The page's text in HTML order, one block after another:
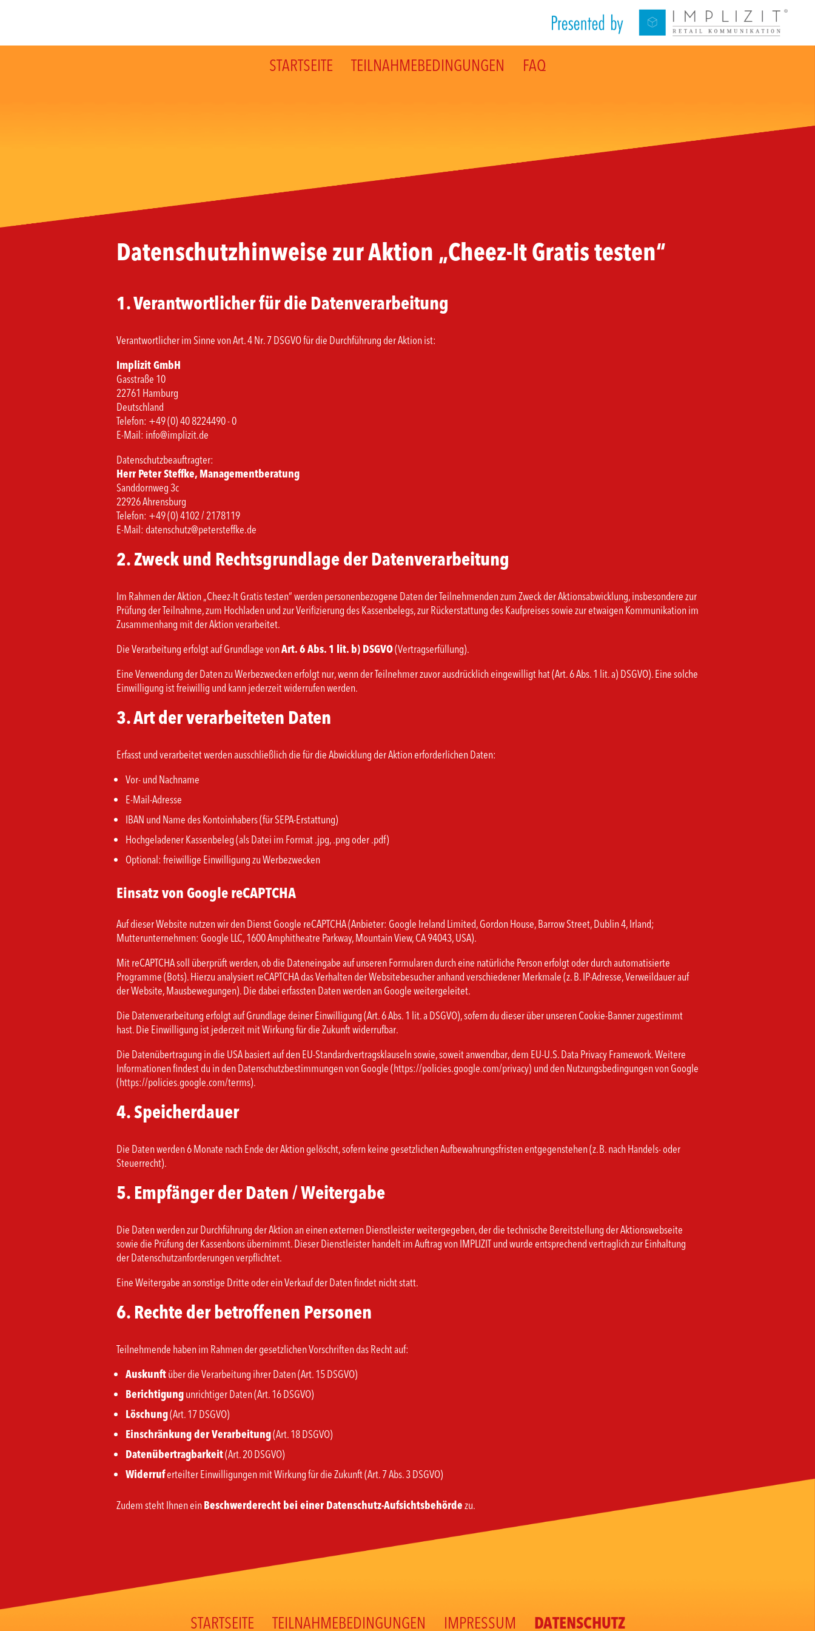
STARTSEITE TEILNAHMEBEDINGUNGEN FAQ
Datenschutzhinweise zur Aktion „Cheez-It Gratis testen“
1. Verantwortlicher für die Datenverarbeitung
Verantwortlicher im Sinne von Art. 4 Nr. 7 DSGVO für die Durchführung der Aktion ist:
Implizit GmbH
Gasstraße 10
22761 Hamburg
Deutschland
Telefon: +49 (0) 40 8224490 - 0
E-Mail: info@implizit.de
Datenschutzbeauftragter:
Herr Peter Steffke, Managementberatung
Sanddornweg 3c
22926 Ahrensburg
Telefon: +49 (0) 4102 / 2178119
E-Mail: datenschutz@petersteffke.de
2. Zweck und Rechtsgrundlage der Datenverarbeitung
Im Rahmen der Aktion „Cheez-It Gratis testen“ werden personenbezogene Daten der Teilnehmenden zum Zweck der Aktionsabwicklung, insbesondere zur
Prüfung der Teilnahme, zum Hochladen und zur Verifizierung des Kassenbelegs, zur Rückerstattung des Kaufpreises sowie zur etwaigen Kommunikation im
Zusammenhang mit der Aktion verarbeitet.
Die Verarbeitung erfolgt auf Grundlage vonArt. 6 Abs. 1 lit. b) DSGVO(Vertragserfüllung).
Eine Verwendung der Daten zu Werbezwecken erfolgt nur, wenn der Teilnehmer zuvor ausdrücklich eingewilligt hat (Art. 6 Abs. 1 lit. a) DSGVO). Eine solche
Einwilligung ist freiwillig und kann jederzeit widerrufen werden.
3. Art der verarbeiteten Daten
Erfasst und verarbeitet werden ausschließlich die für die Abwicklung der Aktion erforderlichen Daten:
Vor- und Nachname
E-Mail-Adresse
IBAN und Name des Kontoinhabers (für SEPA-Erstattung)
Hochgeladener Kassenbeleg (als Datei im Format .jpg, .png oder .pdf)
Optional: freiwillige Einwilligung zu Werbezwecken
Einsatz von Google reCAPTCHA
Auf dieser Website nutzen wir den Dienst Google reCAPTCHA (Anbieter: Google Ireland Limited, Gordon House, Barrow Street, Dublin 4, Irland;
Mutterunternehmen: Google LLC, 1600 Amphitheatre Parkway, Mountain View, CA 94043, USA).
Mit reCAPTCHA soll überprüft werden, ob die Dateneingabe auf unseren Formularen durch eine natürliche Person erfolgt oder durch automatisierte
Programme (Bots). Hierzu analysiert reCAPTCHA das Verhalten der Websitebesucher anhand verschiedener Merkmale (z. B. IP-Adresse, Verweildauer auf
der Website, Mausbewegungen). Die dabei erfassten Daten werden an Google weitergeleitet.
Die Datenverarbeitung erfolgt auf Grundlage deiner Einwilligung (Art. 6 Abs. 1 lit. a DSGVO), sofern du dieser über unseren Cookie-Banner zugestimmt
hast. Die Einwilligung ist jederzeit mit Wirkung für die Zukunft widerrufbar.
Die Datenübertragung in die USA basiert auf den EU-Standardvertragsklauseln sowie, soweit anwendbar, dem EU-U.S. Data Privacy Framework. Weitere
Informationen findest du in den Datenschutzbestimmungen von Google (https://policies.google.com/privacy) und den Nutzungsbedingungen von Google
(https://policies.google.com/terms).
4. Speicherdauer
Die Daten werden 6 Monate nach Ende der Aktion gelöscht, sofern keine gesetzlichen Aufbewahrungsfristen entgegenstehen (z. B. nach Handels- oder
Steuerrecht).
5. Empfänger der Daten / Weitergabe
Die Daten werden zur Durchführung der Aktion an einen externen Dienstleister weitergegeben, der die technische Bereitstellung der Aktionswebseite
sowie die Prüfung der Kassenbons übernimmt. Dieser Dienstleister handelt im Auftrag von IMPLIZIT und wurde entsprechend vertraglich zur Einhaltung
der Datenschutzanforderungen verpflichtet.
Eine Weitergabe an sonstige Dritte oder ein Verkauf der Daten findet nicht statt.
6. Rechte der betroffenen Personen
Teilnehmende haben im Rahmen der gesetzlichen Vorschriften das Recht auf:
Auskunftüber die Verarbeitung ihrer Daten (Art. 15 DSGVO)
Berichtigungunrichtiger Daten (Art. 16 DSGVO)
Löschung(Art. 17 DSGVO)
Einschränkung der Verarbeitung(Art. 18 DSGVO)
Datenübertragbarkeit(Art. 20 DSGVO)
Widerruferteilter Einwilligungen mit Wirkung für die Zukunft (Art. 7 Abs. 3 DSGVO)
Zudem steht Ihnen einBeschwerderecht bei einer Datenschutz-Aufsichtsbehördezu.
STARTSEITE TEILNAHMEBEDINGUNGEN IMPRESSUM DATENSCHUTZ